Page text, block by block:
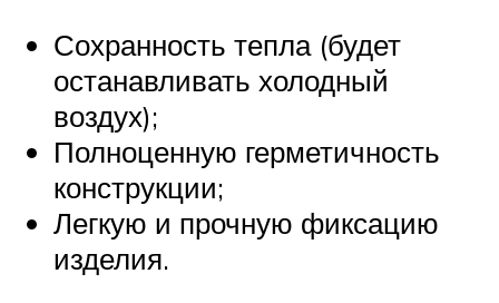
Сохранность тепла (будет
останавливать холодный
воздух);
Полноценную герметичность
конструкции;
Легкую и прочную фиксацию
изделия.